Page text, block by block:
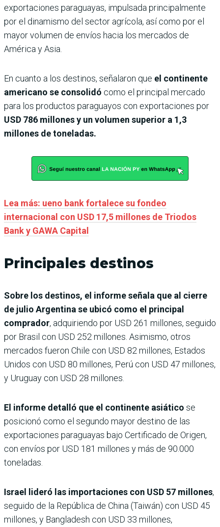
exportaciones paraguayas, impulsada principalmente
por el dinamismo del sector agrícola, así como por el
mayor volumen de envíos hacia los mercados de
América y Asia.
En cuanto a los destinos, señalaron que el continente
americano se consolidó como el principal mercado
para los productos paraguayos con exportaciones por
USD 786 millones y un volumen superior a 1,3
millones de toneladas.
Lea más: ueno bank fortalece su fondeo
internacional con USD 17,5 millones de Triodos
Bank y GAWA Capital
Principales destinos
Sobre los destinos, el informe señala que al cierre
de julio Argentina se ubicó como el principal
comprador, adquiriendo por USD 261 millones, seguido
por Brasil con USD 252 millones. Asimismo, otros
mercados fueron Chile con USD 82 millones, Estados
Unidos con USD 80 millones, Perú con USD 47 millones,
y Uruguay con USD 28 millones.
El informe detalló que el continente asiático se
posicionó como el segundo mayor destino de las
exportaciones paraguayas bajo Certificado de Origen,
con envíos por USD 181 millones y más de 90.000
toneladas.
Israel lideró las importaciones con USD 57 millones,
seguido de la República de China (Taiwán) con USD 45
millones, y Bangladesh con USD 33 millones,